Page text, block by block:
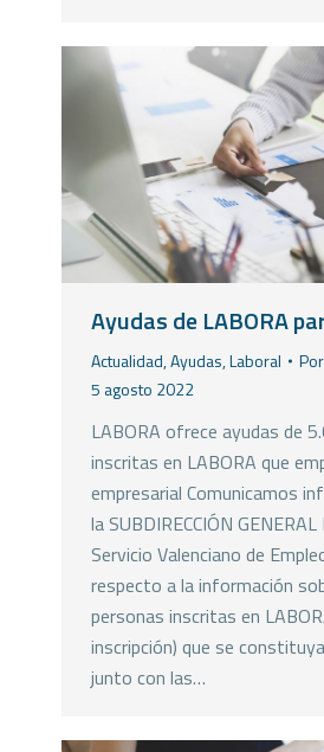
Ayudas de LABORA
Actualidad,Ayudas,Laboral Por
5 agosto 2022
LABORA ofrece ayudas de
inscritas en LABORA que
empresarial Comunicamos
la SUBDIRECCIÓN
Servicio Valenciano de
respecto a la información
personas inscritas en
inscripción) que se
junto con las…